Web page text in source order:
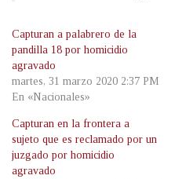
Capturan a palabrero de la
pandilla 18 por homicidio
agravado
martes, 31 marzo 2020 2:37 PM
En «Nacionales»
Capturan en la frontera a
sujeto que es reclamado por un
juzgado por homicidio
agravado